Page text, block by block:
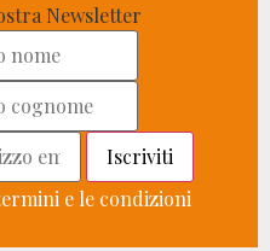
Newsletter
e le condizioni